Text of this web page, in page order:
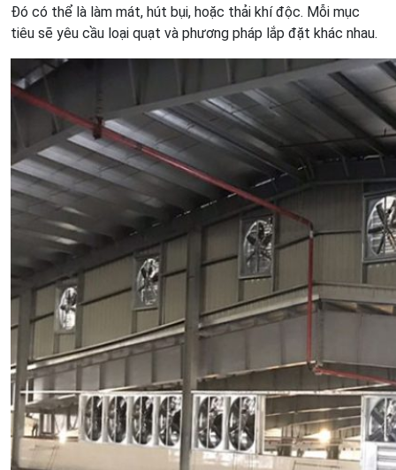
Đó có thể là làm mát, hút bụi, hoặc thải khí độc. Mỗi mục
tiêu sẽ yêu cầu loại quạt và phương pháp lắp đặt khác nhau.